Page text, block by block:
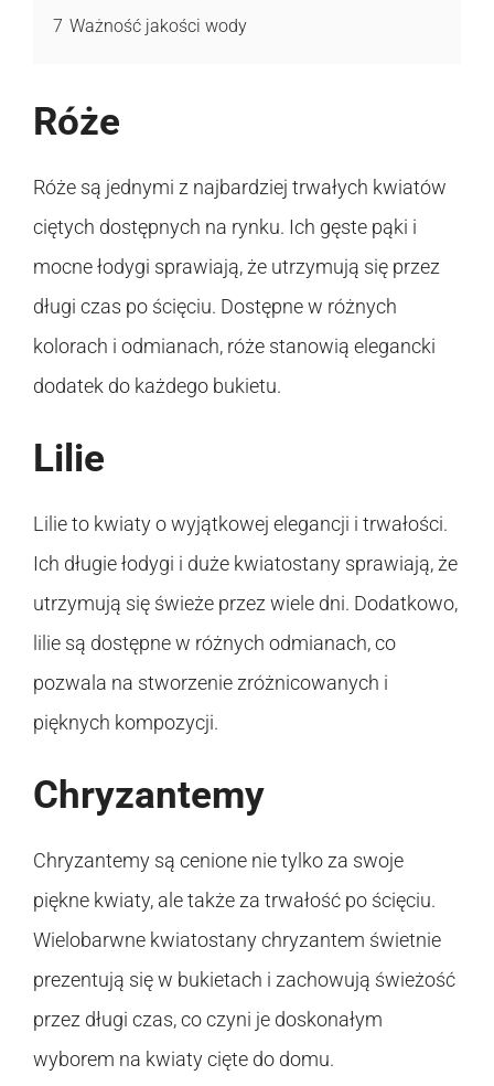
7 Ważność jakości wody
Róże
Róże są jednymi z najbardziej trwałych kwiatów
ciętych dostępnych na rynku. Ich gęste pąki i
mocne łodygi sprawiają, że utrzymują się przez
długi czas po ścięciu. Dostępne w różnych
kolorach i odmianach, róże stanowią elegancki
dodatek do każdego bukietu.
Lilie
Lilie to kwiaty o wyjątkowej elegancji i trwałości.
Ich długie łodygi i duże kwiatostany sprawiają, że
utrzymują się świeże przez wiele dni. Dodatkowo,
lilie są dostępne w różnych odmianach, co
pozwala na stworzenie zróżnicowanych i
pięknych kompozycji.
Chryzantemy
Chryzantemy są cenione nie tylko za swoje
piękne kwiaty, ale także za trwałość po ścięciu.
Wielobarwne kwiatostany chryzantem świetnie
prezentują się w bukietach i zachowują świeżość
przez długi czas, co czyni je doskonałym
wyborem na kwiaty cięte do domu.